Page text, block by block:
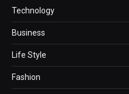
Technology
Business
Life Style
Fashion